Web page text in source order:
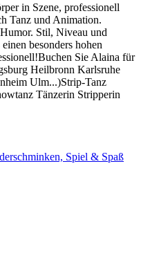
in Szene, professionell
Tanz und Animation.
Stil, Niveau und
besonders hohen
Sie Alaina für
Heilbronn Karlsruhe
Ulm...)Strip-Tanz
Tänzerin Stripperin
Spiel & Spaß